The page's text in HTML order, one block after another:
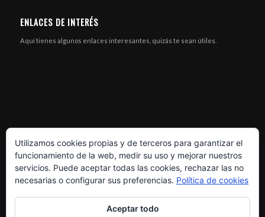
ENLACES DE INTERÉS
Aquí tienes algunos enlaces interesantes, quizás te sean útiles.
Utilizamos cookies propias y de terceros para garantizar el
funcionamiento de la web, medir su uso y mejorar nuestros
servicios. Puede aceptar todas las cookies, rechazar las no
necesarias o configurar sus preferencias. Política de cookies
Aceptar todo